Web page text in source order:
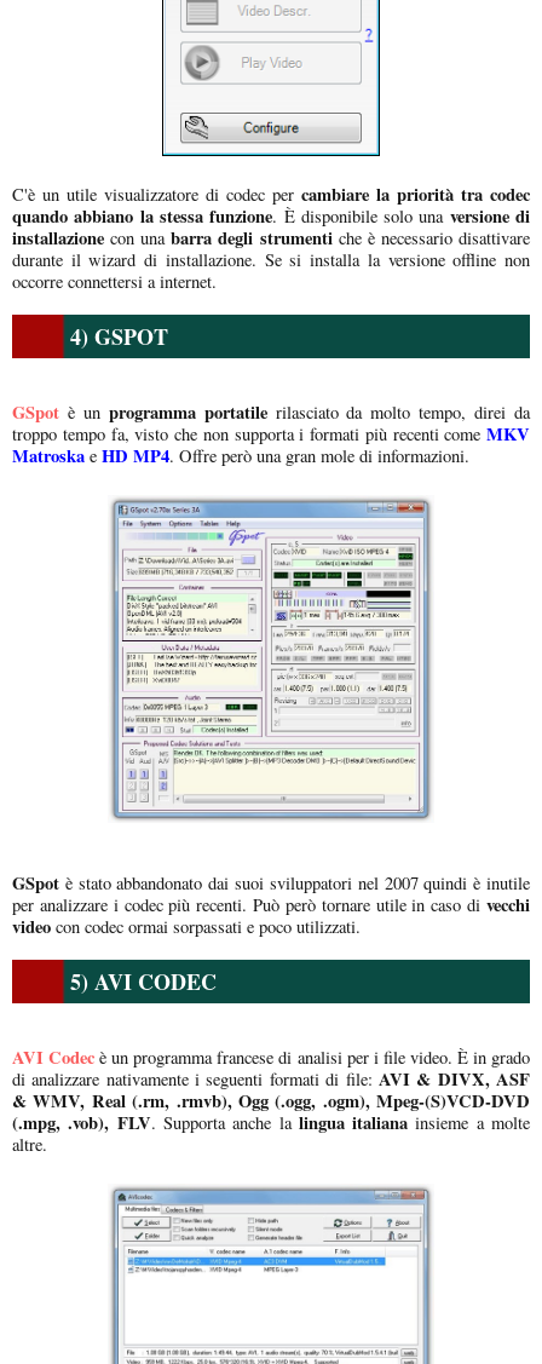
C'è un utile visualizzatore di codec per cambiare la priorità tra codec
quando abbiano la stessa funzione. È disponibile solo una versione di
installazione con unabarra degli strumentiche è necessario disattivare
durante il wizard di installazione. Se si installa la versione offline non
occorre connettersi a internet.
4) GSPOT
GSpot è un programma portatilerilasciato da molto tempo, direi da
troppo tempo fa, visto che non supporta i formati più recenti come MKV
Matroska e HD MP4. Offre però una gran mole di informazioni.
GSpot è stato abbandonato dai suoi sviluppatori nel 2007 quindi è inutile
per analizzare i codec più recenti. Può però tornare utile in caso di vecchi
video con codec ormai sorpassati e poco utilizzati.
5) AVI CODEC
AVI Codec è un programma francese di analisi per i file video. È in grado
di analizzare nativamente i seguenti formati di file: AVI & DIVX, ASF
& WMV, Real (.rm, .rmvb), Ogg (.ogg, .ogm), Mpeg-(S)VCD-DVD
(.mpg, .vob), FLV. Supporta anche la lingua italiana insieme a molte
altre.